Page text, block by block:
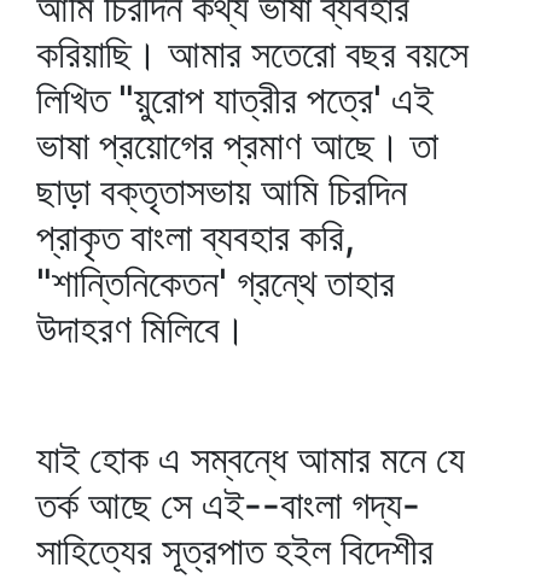
করিয়াছি। আমার সতেরো বছর বয়সে
লিখিত "য়ুরোপ যাত্রীর পত্রে' এই
ভাষা প্রয়োগের প্রমাণ আছে। তা
ছাড়া বক্তৃতাসভায় আমি চিরদিন
প্রাকৃত বাংলা ব্যবহার করি,
"শান্তিনিকেতন' গ্রন্থে তাহার
উদাহরণ মিলিবে।
যাই হোক এ সম্বন্ধে আমার মনে যে
তর্ক আছে সে এই--বাংলা গদ্য-
সাহিত্যের সূত্রপাত হইল বিদেশীর